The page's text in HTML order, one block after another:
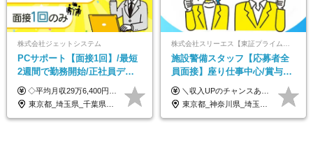
株式会社ジェットシステム
PCサポート【面接1回】/最短
2週間で勤務開始/正社員デビ
ュー歓迎/未経験9割以上/社員
寮・住宅手当あり
◇平均月収29万6,400円(各種手当含む) ◇住宅手当⇒最大家賃の半額支給 ◇賞与年2回支給 ■月給22万5,000円以上＋地域手当＋時間外手当＋住宅手当＋家族手当 ※経験やスキルに応じて給与を決定します ※試用期間2ヶ月あり（期間内は時給1,060円以上となります） └地域により上がる可能性があり／例：東京都時給1,370円 └その他待遇に差異なし ＜モデル月収例＞ 1年目：296,400円 3年目：320,000円 【固定残業代について】 なし（残業代は、実際の労働時間に応じて別途全額支給）
東京都_埼玉県_千葉県_愛知県_北海道_群馬県_長野県_富山県_石川県_静岡県_香川県_高知県_熊本県_長崎県_沖縄県
施設警備スタッフ【応募者全
員面接】座り仕事中心/賞与年
2回/未経験OK/面接1回/U・Iタ
ーン歓迎
＼収入UPのチャンスあり◎昇給も可能です！／ ◆正社員 月給(地域による）＋グレード手当、深夜手当、残業代（全額支給）等の各種手当＋賞与年2回 ＜東京都／神奈川県（横浜市）＞ 月給21万4000円～27万円 ＜埼玉県／千葉県＞ 月給19万90000円～25万1000円 ＜栃木県／茨城県／山梨県＞ 月給18万4000円～23万6000円 【試用期間】 正社員：3ヵ月 アルバイト：なし ※試用期間と本採用後の給与・待遇に差異はありません ※グレード手当、深夜手当の詳細額は面接にてご案内させていただきます ※正社員は60歳定年のため、60代の方は嘱託社員での採用です。給与条件は嘱託給与となり、退職金と賞与がありません ＼正社員は「グレード認定制」という評価あり！制度勤続年数等に応じて入社時から手当を支給／ ◆グレードI：＋2000円（入社時～） ◆グレードII：＋5000円（在籍1年以上＆当社基準に当てはまる方） ◆グレードIII：＋1万円（社内試験の合格者） ◆アルバイト・パート 東京都:時給1226円 神奈川県:時給1225円 千葉県：時給1140円 埼玉県:時給1141円 栃木県:1068円 茨城県:1074円 山梨県:1052円
東京都_神奈川県_埼玉県_千葉県_茨城県_栃木県_山梨県